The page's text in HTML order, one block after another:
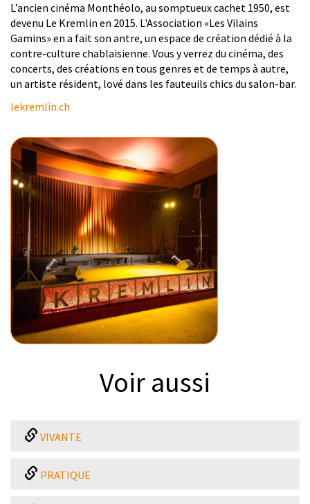
L’ancien cinéma Monthéolo, au somptueux cachet 1950, est
devenu Le Kremlin en 2015. L'Association «Les Vilains
Gamins» en a fait son antre, un espace de création dédié à la
contre-culture chablaisienne. Vous y verrez du cinéma, des
concerts, des créations en tous genres et de temps à autre,
un artiste résident, lové dans les fauteuils chics du salon-bar.
lekremlin.ch
Voir aussi
VIVANTE
PRATIQUE